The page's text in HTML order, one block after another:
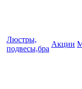
Люстры,
подвесы,бра
Акции